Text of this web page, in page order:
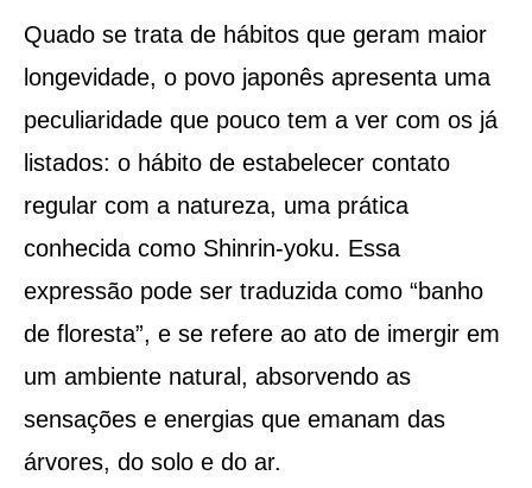
Quado se trata de hábitos que geram maior
longevidade, o povo japonês apresenta uma
peculiaridade que pouco tem a ver com os já
listados: o hábito de estabelecer contato
regular com a natureza, uma prática
conhecida como Shinrin-yoku. Essa
expressão pode ser traduzida como “banho
de floresta”, e se refere ao ato de imergir em
um ambiente natural, absorvendo as
sensações e energias que emanam das
árvores, do solo e do ar.